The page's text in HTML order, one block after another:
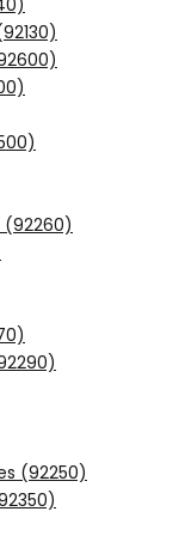
(92250)